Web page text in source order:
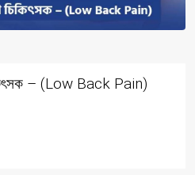
– (Low Back Pain)